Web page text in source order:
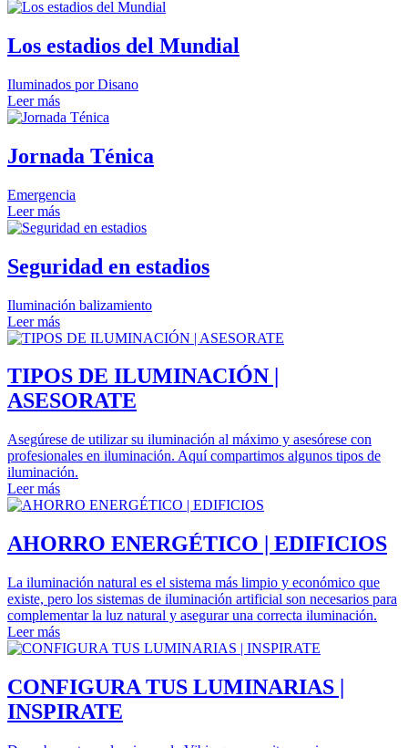
Los estadios del Mundial
Iluminados por Disano
Leer más
Jornada Ténica
Emergencia
Leer más
Seguridad en estadios
Iluminación balizamiento
Leer más
TIPOS DE ILUMINACIÓN |
ASESORATE
Asegúrese de utilizar su iluminación al máximo y asesórese con
profesionales en iluminación. Aquí compartimos algunos tipos de
iluminación.
Leer más
AHORRO ENERGÉTICO | EDIFICIOS
La iluminación natural es el sistema más limpio y económico que
existe, pero los sistemas de iluminación artificial son necesarios para
complementar la luz natural y asegurar una correcta iluminación.
Leer más
CONFIGURA TUS LUMINARIAS |
INSPIRATE